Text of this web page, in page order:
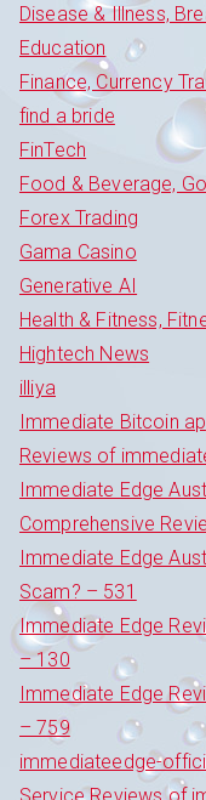
Disease & Illness,
Education
Finance, Currency
find a bride
FinTech
Food & Beverage,
Forex Trading
Gama Casino
Generative AI
Health & Fitness,
Hightech News
illiya
Immediate Bitcoin
Reviews of
Immediate Edge
Comprehensive
Immediate Edge
Scam? – 531
Immediate Edge
– 130
Immediate Edge
– 759
immediateedge-